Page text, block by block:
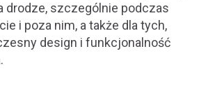
drodze, szczególnie podczas
i poza nim, a także dla tych,
design i funkcjonalność